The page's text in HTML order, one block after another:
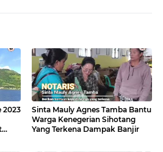
2023
Sinta Mauly Agnes Tamba Bantu
Warga Kenegerian Sihotang
Yang Terkena Dampak Banjir